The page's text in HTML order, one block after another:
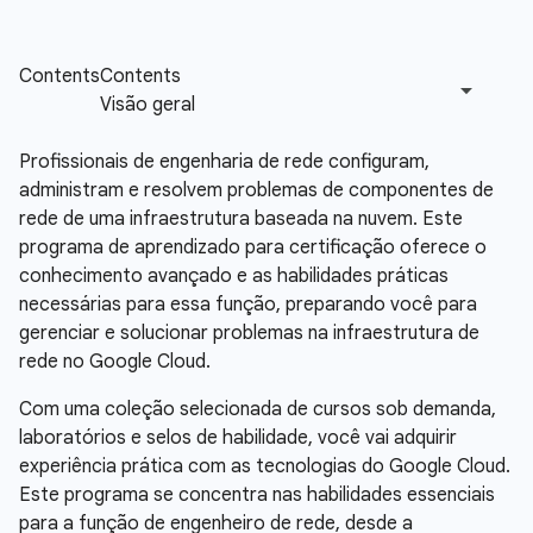
Profissionais de engenharia de rede configuram,
administram e resolvem problemas de componentes de
rede de uma infraestrutura baseada na nuvem. Este
programa de aprendizado para certificação oferece o
conhecimento avançado e as habilidades práticas
necessárias para essa função, preparando você para
gerenciar e solucionar problemas na infraestrutura de
rede no Google Cloud.
Com uma coleção selecionada de cursos sob demanda,
laboratórios e selos de habilidade, você vai adquirir
experiência prática com as tecnologias do Google Cloud.
Este programa se concentra nas habilidades essenciais
para a função de engenheiro de rede, desde a